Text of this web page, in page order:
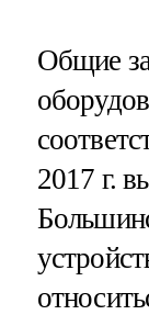
Общие
2017 г.